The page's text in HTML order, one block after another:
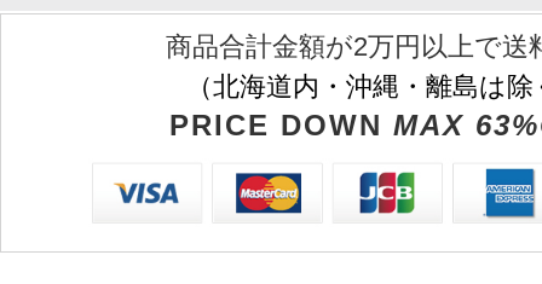
商品合計金額が2万円以上で送
（北海道内・沖縄・離島は
PRICE DOWN MAX